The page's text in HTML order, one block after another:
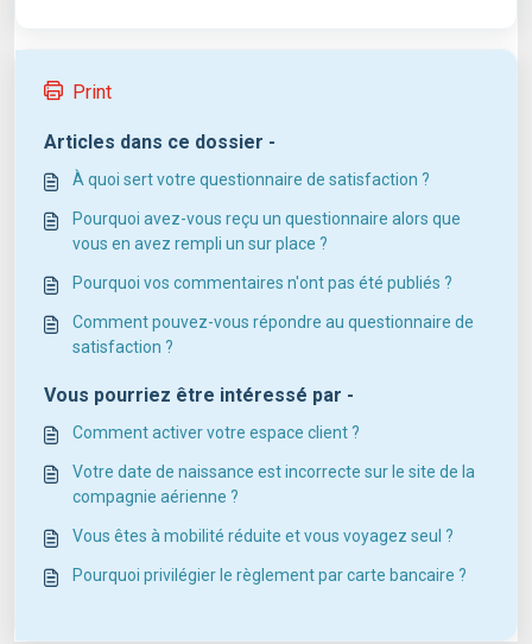
Print
Articles dans ce dossier -
À quoi sert votre questionnaire de satisfaction ?
Pourquoi avez-vous reçu un questionnaire alors que
vous en avez rempli un sur place ?
Pourquoi vos commentaires n'ont pas été publiés ?
Comment pouvez-vous répondre au questionnaire de
satisfaction ?
Vous pourriez être intéressé par -
Comment activer votre espace client ?
Votre date de naissance est incorrecte sur le site de la
compagnie aérienne ?
Vous êtes à mobilité réduite et vous voyagez seul ?
Pourquoi privilégier le règlement par carte bancaire ?